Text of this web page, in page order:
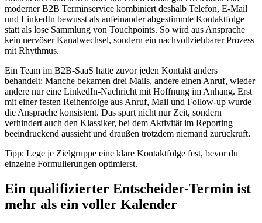
moderner B2B Terminservice kombiniert deshalb Telefon, E-Mail
und LinkedIn bewusst als aufeinander abgestimmte Kontaktfolge
statt als lose Sammlung von Touchpoints. So wird aus Ansprache
kein nervöser Kanalwechsel, sondern ein nachvollziehbarer Prozess
mit Rhythmus.
Ein Team im B2B-SaaS hatte zuvor jeden Kontakt anders
behandelt: Manche bekamen drei Mails, andere einen Anruf, wieder
andere nur eine LinkedIn-Nachricht mit Hoffnung im Anhang. Erst
mit einer festen Reihenfolge aus Anruf, Mail und Follow-up wurde
die Ansprache konsistent. Das spart nicht nur Zeit, sondern
verhindert auch den Klassiker, bei dem Aktivität im Reporting
beeindruckend aussieht und draußen trotzdem niemand zurückruft.
Tipp: Lege je Zielgruppe eine klare Kontaktfolge fest, bevor du
einzelne Formulierungen optimierst.
Ein qualifizierter Entscheider-Termin ist
mehr als ein voller Kalender